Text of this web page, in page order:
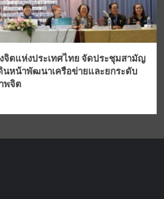
จิตแห่งประเทศไทย จัดประชุมสามัญ
ดินหน้าพัฒนาเครือข่ายและยกระดับ
พจิต